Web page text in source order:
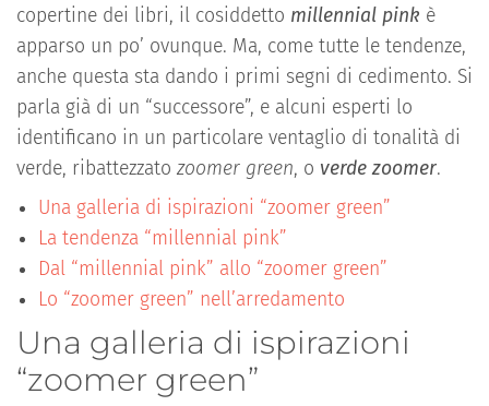
copertine dei libri, il cosiddetto millennial pink è
apparso un po’ ovunque. Ma, come tutte le tendenze,
anche questa sta dando i primi segni di cedimento. Si
parla già di un “successore”, e alcuni esperti lo
identificano in un particolare ventaglio di tonalità di
verde, ribattezzato zoomer green, o verde zoomer.
Una galleria di ispirazioni “zoomer green”
La tendenza “millennial pink”
Dal “millennial pink” allo “zoomer green”
Lo “zoomer green” nell’arredamento
Una galleria di ispirazioni
“zoomer green”